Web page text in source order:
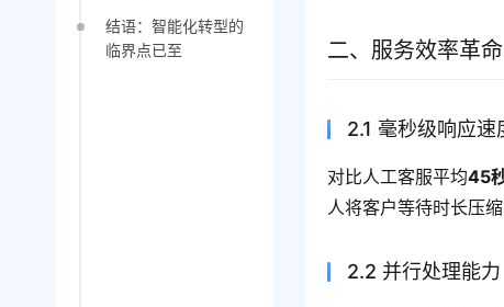
结语：智能化转型的
临界点已至
二、服务效率革
2.1 毫秒级响应速
对比人工客服平均45
人将客户等待时长压
2.2 并行处理能力